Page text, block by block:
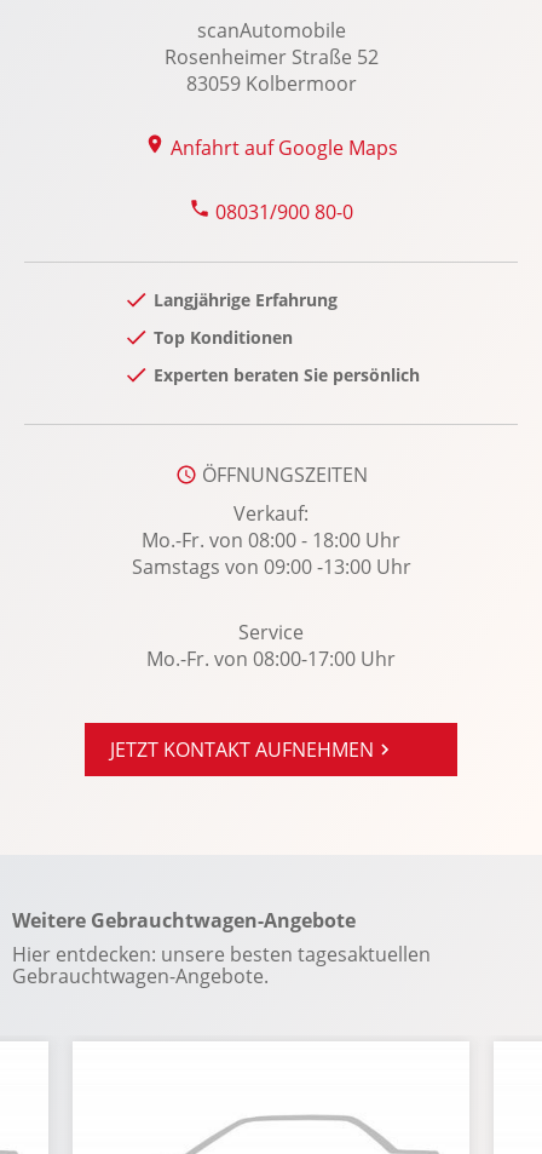
Kopfstützen vorn und hinten
Laderaumabdeckung
LED-Nebelscheinwerfer
LED-Tagfahrlicht
Doppelspeichen Sport-Design
Lenkradheizung
Lenksäule verstellbar
Lordosenstütze Fahrer/Beifahrer
Navigationssystem
Notbremsassistent: Multikollisionsbremse
Regensensor
Reifenpannenset
Rücksitze klappbar
Soundsystem
Sportsitze
Spracheingabesystem
Torque Vectoring Control
scanAutomobile
Rosenheimer Straße 52
83059 Kolbermoor
Anfahrt auf Google Maps
08031/900 80-0
Langjährige Erfahrung
Top Konditionen
Experten beraten Sie persönlich
ÖFFNUNGSZEITEN
Verkauf:
Mo.-Fr. von 08:00 - 18:00 Uhr
Samstags von 09:00 -13:00 Uhr
Service
Mo.-Fr. von 08:00-17:00 Uhr
JETZT KONTAKT AUFNEHMEN
Weitere Gebrauchtwagen-Angebote
Hier entdecken: unsere besten tagesaktuellen
Gebrauchtwagen-Angebote.